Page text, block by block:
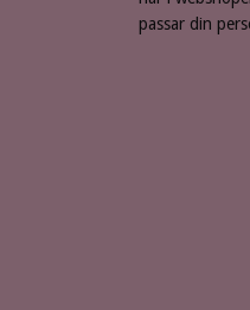
passar din